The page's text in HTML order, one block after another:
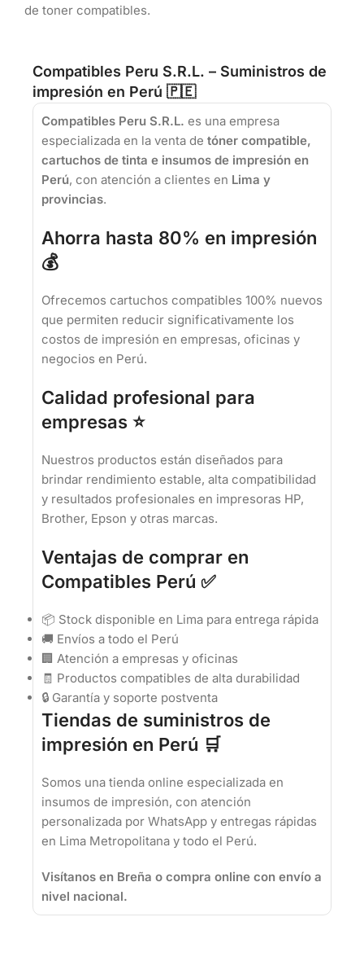
de toner compatibles.
Compatibles Peru S.R.L. – Suministros de
impresión en Perú 🇵🇪
Compatibles Peru S.R.L. es una empresa
especializada en la venta de tóner compatible,
cartuchos de tinta e insumos de impresión en
Perú, con atención a clientes en Lima y
provincias.
Ahorra hasta 80% en impresión
💰
Ofrecemos cartuchos compatibles 100% nuevos
que permiten reducir significativamente los
costos de impresión en empresas, oficinas y
negocios en Perú.
Calidad profesional para
empresas ⭐
Nuestros productos están diseñados para
brindar rendimiento estable, alta compatibilidad
y resultados profesionales en impresoras HP,
Brother, Epson y otras marcas.
Ventajas de comprar en
Compatibles Perú ✅
📦 Stock disponible en Lima para entrega rápida
🚚 Envíos a todo el Perú
🏢 Atención a empresas y oficinas
🧾 Productos compatibles de alta durabilidad
🔒 Garantía y soporte postventa
Tiendas de suministros de
impresión en Perú 🛒
Somos una tienda online especializada en
insumos de impresión, con atención
personalizada por WhatsApp y entregas rápidas
en Lima Metropolitana y todo el Perú.
Visítanos en Breña o compra online con envío a
nivel nacional.